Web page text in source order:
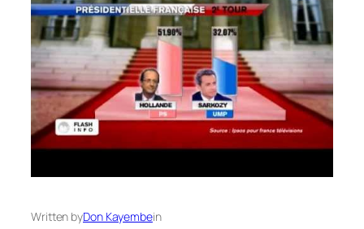
Written byDon Kayembein